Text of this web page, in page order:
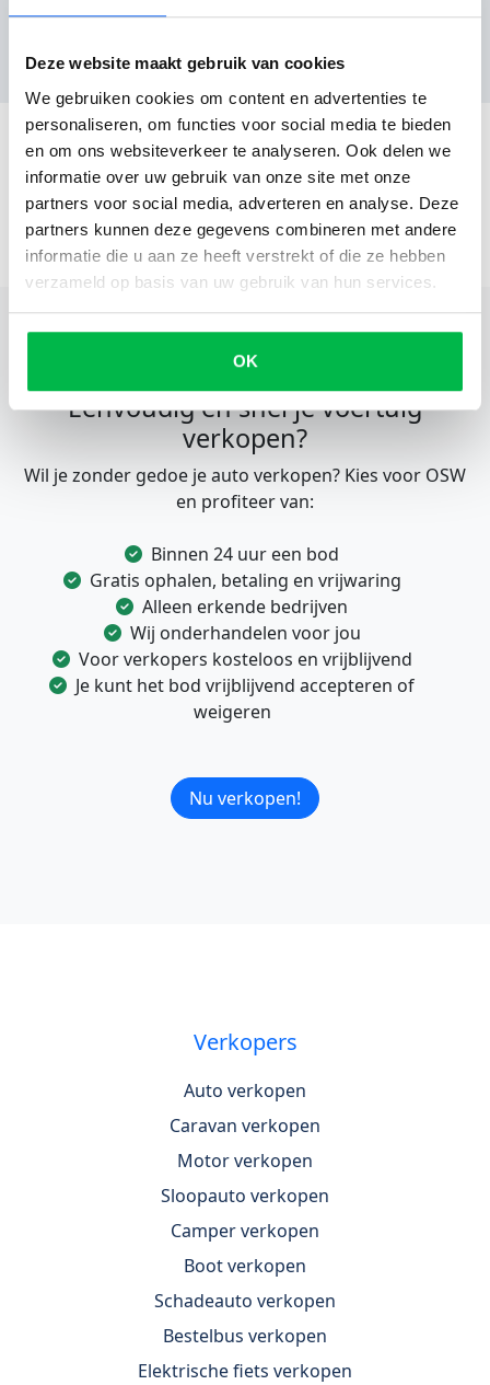
Deze website maakt gebruik van cookies
We gebruiken cookies om content en advertenties te
personaliseren, om functies voor social media te bieden
en om ons websiteverkeer te analyseren. Ook delen we
informatie over uw gebruik van onze site met onze
partners voor social media, adverteren en analyse. Deze
partners kunnen deze gegevens combineren met andere
informatie die u aan ze heeft verstrekt of die ze hebben
verzameld op basis van uw gebruik van hun services.
OK
Nog geen reviews
Eenvoudig en snel je voertuig
verkopen?
Wil je zonder gedoe je auto verkopen? Kies voor OSW
en profiteer van:
Binnen 24 uur een bod
Gratis ophalen, betaling en vrijwaring
Alleen erkende bedrijven
Wij onderhandelen voor jou
Voor verkopers kosteloos en vrijblijvend
Je kunt het bod vrijblijvend accepteren of
weigeren
Nu verkopen!
Verkopers
Auto verkopen
Caravan verkopen
Motor verkopen
Sloopauto verkopen
Camper verkopen
Boot verkopen
Schadeauto verkopen
Bestelbus verkopen
Elektrische fiets verkopen